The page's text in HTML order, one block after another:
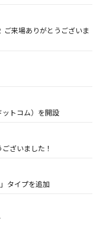
ご来場ありがとうございま
ットコム）を開設
ざいました！
タイプを追加